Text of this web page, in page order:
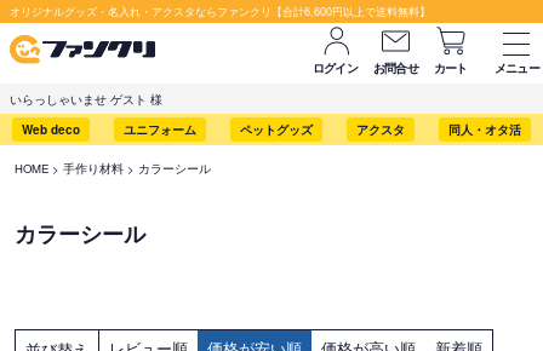
オリジナルグッズ・名入れ・アクスタならファンクリ【合計6,600円以上で送料無料】
ログイン お問合せ カート
メニュー
いらっしゃいませ ゲスト 様
Web deco
ユニフォーム ペットグッズ アクスタ 同人・オタ活
HOME 手作り材料 カラーシール
カラーシール